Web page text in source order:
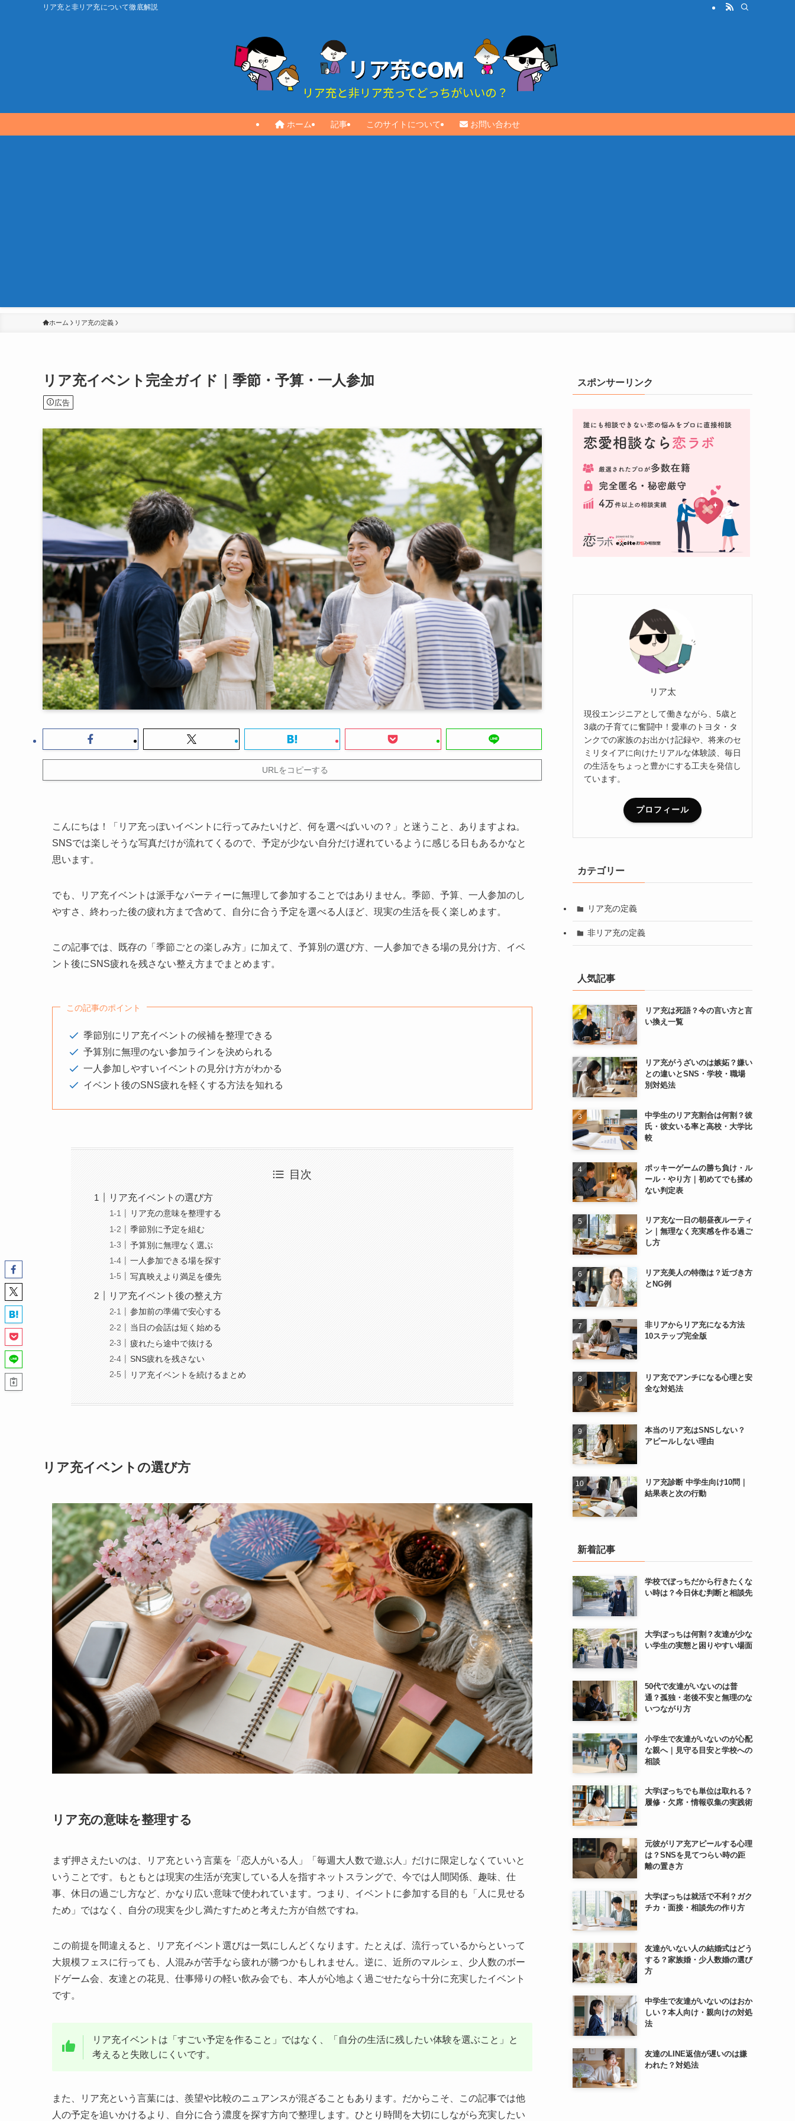
リア充と非リア充について徹底解説
ホーム 記事 このサイトについて お問い合わせ
ホーム リア充の定義
リア充イベント完全ガイド｜季節・予算・一人参加
広告
URLをコピーする
こんにちは！「リア充っぽいイベントに行ってみたいけど、何を選べばいいの？」と迷うこと、ありますよね。
SNSでは楽しそうな写真だけが流れてくるので、予定が少ない自分だけ遅れているように感じる日もあるかなと
思います。
でも、リア充イベントは派手なパーティーに無理して参加することではありません。季節、予算、一人参加のし
やすさ、終わった後の疲れ方まで含めて、自分に合う予定を選べる人ほど、現実の生活を長く楽しめます。
この記事では、既存の「季節ごとの楽しみ方」に加えて、予算別の選び方、一人参加できる場の見分け方、イベ
ント後にSNS疲れを残さない整え方までまとめます。
この記事のポイント
季節別にリア充イベントの候補を整理できる
予算別に無理のない参加ラインを決められる
一人参加しやすいイベントの見分け方がわかる
イベント後のSNS疲れを軽くする方法を知れる
目次
リア充イベントの選び方
リア充の意味を整理する
季節別に予定を組む
予算別に無理なく選ぶ
一人参加できる場を探す
写真映えより満足を優先
リア充イベント後の整え方
参加前の準備で安心する
当日の会話は短く始める
疲れたら途中で抜ける
SNS疲れを残さない
リア充イベントを続けるまとめ
リア充イベントの選び方
リア充の意味を整理する
まず押さえたいのは、リア充という言葉を「恋人がいる人」「毎週大人数で遊ぶ人」だけに限定しなくていいと
いうことです。もともとは現実の生活が充実している人を指すネットスラングで、今では人間関係、趣味、仕
事、休日の過ごし方など、かなり広い意味で使われています。つまり、イベントに参加する目的も「人に見せる
ため」ではなく、自分の現実を少し満たすためと考えた方が自然ですね。
この前提を間違えると、リア充イベント選びは一気にしんどくなります。たとえば、流行っているからといって
大規模フェスに行っても、人混みが苦手なら疲れが勝つかもしれません。逆に、近所のマルシェ、少人数のボー
ドゲーム会、友達との花見、仕事帰りの軽い飲み会でも、本人が心地よく過ごせたなら十分に充実したイベント
です。
リア充イベントは「すごい予定を作ること」ではなく、「自分の生活に残したい体験を選ぶこと」と
考えると失敗しにくいです。
また、リア充という言葉には、羨望や比較のニュアンスが混ざることもあります。だからこそ、この記事では他
人の予定を追いかけるより、自分に合う濃度を探す方向で整理します。ひとり時間を大切にしながら充実したい
スポンサーリンク
リア太
現役エンジニアとして働きながら、5歳と
3歳の子育てに奮闘中！愛車のトヨタ・タ
ンクでの家族のお出かけ記録や、将来のセ
ミリタイアに向けたリアルな体験談、毎日
の生活をちょっと豊かにする工夫を発信し
ています。
プロフィール
カテゴリー
リア充の定義
非リア充の定義
人気記事
リア充は死語？今の言い方と言
い換え一覧
リア充がうざいのは嫉妬？嫌い
との違いとSNS・学校・職場
別対処法
中学生のリア充割合は何割？彼
氏・彼女いる率と高校・大学比
較
ポッキーゲームの勝ち負け・ル
ール・やり方｜初めてでも揉め
ない判定表
リア充な一日の朝昼夜ルーティ
ン｜無理なく充実感を作る過ご
し方
リア充美人の特徴は？近づき方
とNG例
非リアからリア充になる方法
10ステップ完全版
リア充でアンチになる心理と安
全な対処法
本当のリア充はSNSしない？
アピールしない理由
リア充診断 中学生向け10問｜
結果表と次の行動
新着記事
学校でぼっちだから行きたくな
い時は？今日休む判断と相談先
大学ぼっちは何割？友達が少な
い学生の実態と困りやすい場面
50代で友達がいないのは普
通？孤独・老後不安と無理のな
いつながり方
小学生で友達がいないのが心配
な親へ｜見守る目安と学校への
相談
大学ぼっちでも単位は取れる？
履修・欠席・情報収集の実践術
元彼がリア充アピールする心理
は？SNSを見てつらい時の距
離の置き方
大学ぼっちは就活で不利？ガク
チカ・面接・相談先の作り方
友達がいない人の結婚式はどう
する？家族婚・少人数婚の選び
方
中学生で友達がいないのはおか
しい？本人向け・親向けの対処
法
友達のLINE返信が遅いのは嫌
われた？対処法